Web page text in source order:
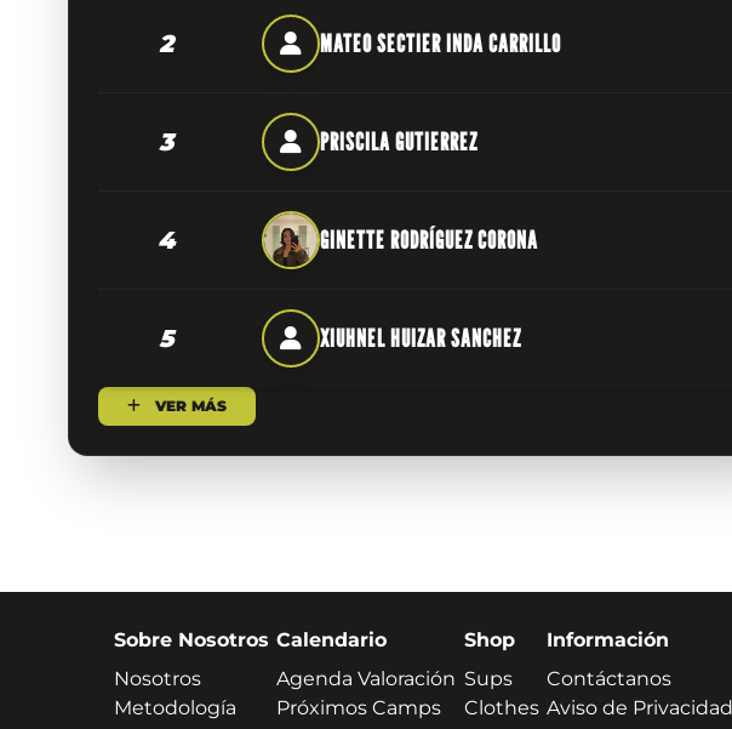
2 MATEO SECTIER INDA CARRILLO
3 PRISCILA GUTIERREZ
4 GINETTE RODRÍGUEZ CORONA
5 XIUHNEL HUIZAR SANCHEZ
VER MÁS
Sobre Nosotros
Nosotros
Metodología
Calendario
Agenda Valoración
Próximos Camps
Shop
Sups
Clothes
Información
Contáctanos
Aviso de Privacidad